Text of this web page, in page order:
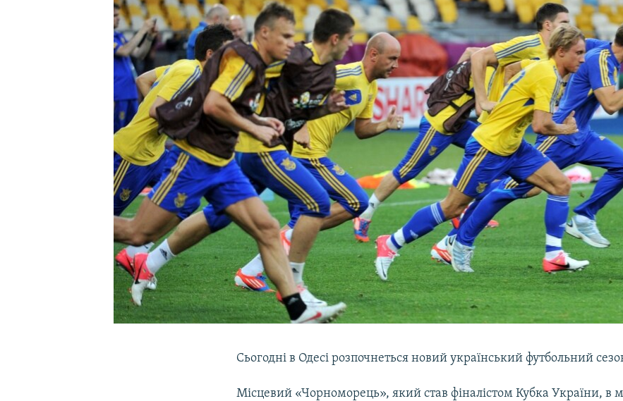
УКРАЇНСЬКА ПРОБЛЕМА КРИМУ
Сьогодні в Одесі розпочнеться новий український футбольний
Місцевий «Чорноморець», який став фіналістом Кубка України, в